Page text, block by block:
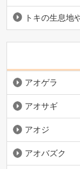
トキの生息地
アオゲラ
アオサギ
アオジ
アオバズク